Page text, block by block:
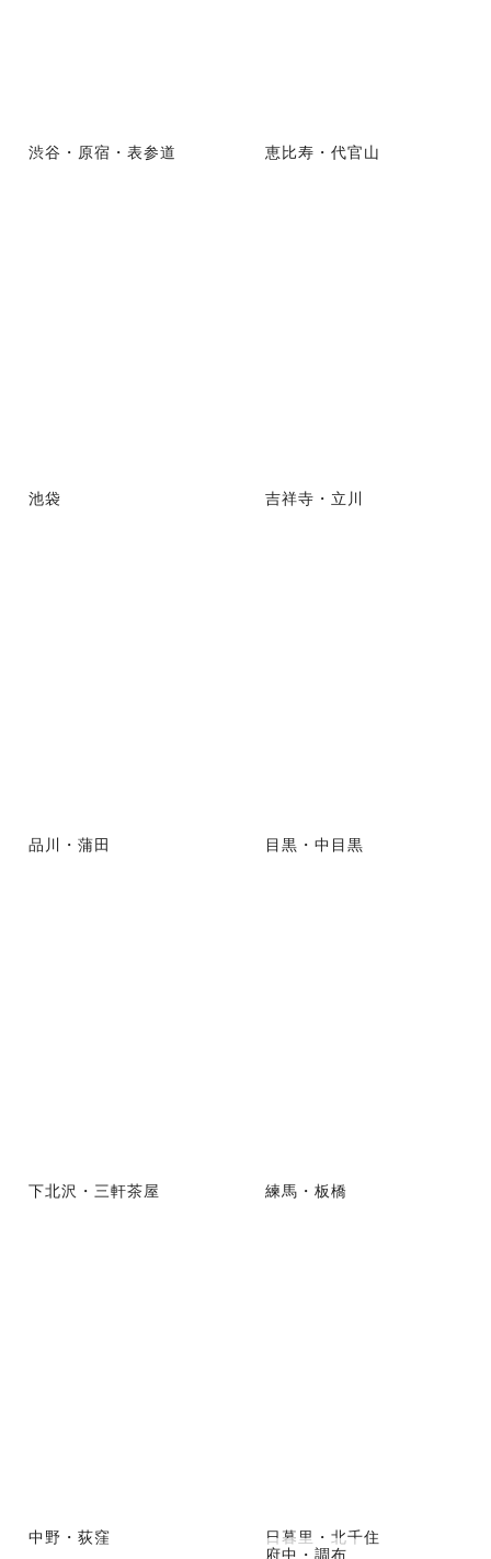
渋谷・原宿・表参道 恵比寿・代官山
池袋 吉祥寺・立川
品川・蒲田 目黒・中目黒
下北沢・三軒茶屋 練馬・板橋
中野・荻窪
日暮里・北千住
府中・調布